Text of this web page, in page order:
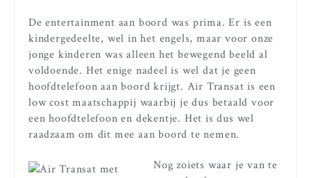
De entertainment aan boord was prima. Er is een
kindergedeelte, wel in het engels, maar voor onze
jonge kinderen was alleen het bewegend beeld al
voldoende. Het enige nadeel is wel dat je geen
hoofdtelefoon aan boord krijgt. Air Transat is een
low cost maatschappij waarbij je dus betaald voor
een hoofdtelefoon en dekentje. Het is dus wel
raadzaam om dit mee aan boord te nemen.
Nog zoiets waar je van te